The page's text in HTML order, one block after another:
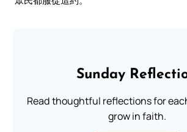
Sunday
Read thoughtful reflections for
grow in faith.